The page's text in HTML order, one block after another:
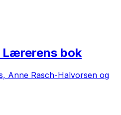
Lærerens bok
Anne Rasch-Halvorsen og